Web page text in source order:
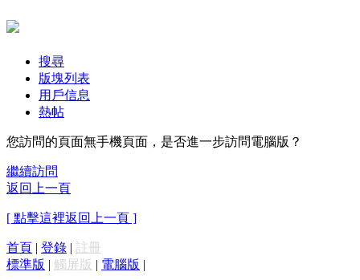
搜尋
版塊列表
用戶信息
熱帖
您訪問的頁面無手機頁面，是否進一步訪問電腦版？
繼續訪問
返回上一頁
[ 點擊這裡返回上一頁 ]
首頁 | 登錄 | 註冊
標準版 | 觸屏版 | 電腦版 |